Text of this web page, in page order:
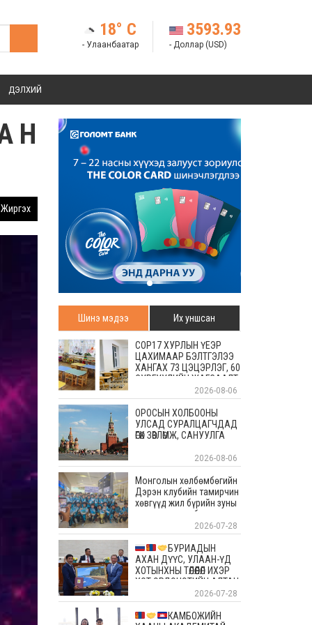
18° C
- Улаанбаатар
3593.93
- Доллар (USD)
ДЭЛХИЙ
Н
Жиргэх
Шинэ мэдээ Их уншсан
COP17 ХУРЛЫН ҮЕЭР
ЦАХИМААР БЭЛТГЭЛЭЭ
ХАНГАХ 73 ЦЭЦЭРЛЭГ, 60
СУРГУУЛИЙН ЖАГСААЛТ
2026-08-06
ОРОСЫН ХОЛБООНЫ
УЛСАД СУРАЛЦАГЧДАД
ӨГӨХ ЗӨВЛӨМЖ, САНУУЛГА
2026-08-06
Монголын хөлбөмбөгийн
Дэрэн клубийн тамирчин
хөвгүүд жил бүрийн зуны
энэ өдрүүдэд болдог
уламжлалт Скандиновын
орнуудын тэмцээндээ
оролцоод ирлээ
2026-07-28
БУРИАДЫН
АХАН ДҮҮС, УЛААН-ҮД
ХОТЫНХНЫ ТӨЛӨӨЛӨЛ ИХЭР
ХОТ ЭРДЭНЭТИЙН АЛТАН
ОЙД БАЯР ХҮРГЭЛЭЭ
2026-07-28
КАМБОЖИЙН